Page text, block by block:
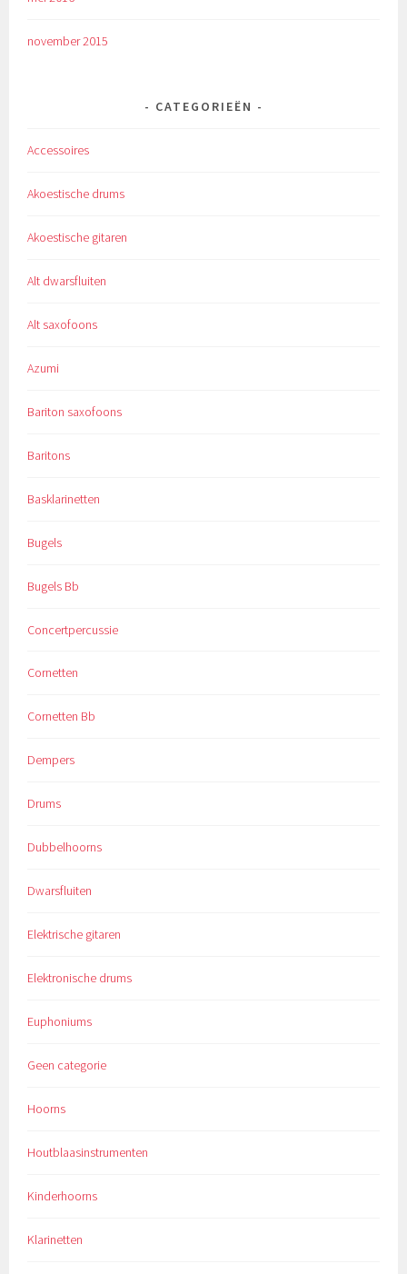
november 2015
CATEGORIEËN
Accessoires
Akoestische drums
Akoestische gitaren
Alt dwarsfluiten
Alt saxofoons
Azumi
Bariton saxofoons
Baritons
Basklarinetten
Bugels
Bugels Bb
Concertpercussie
Cornetten
Cornetten Bb
Dempers
Drums
Dubbelhoorns
Dwarsfluiten
Elektrische gitaren
Elektronische drums
Euphoniums
Geen categorie
Hoorns
Houtblaasinstrumenten
Kinderhoorns
Klarinetten